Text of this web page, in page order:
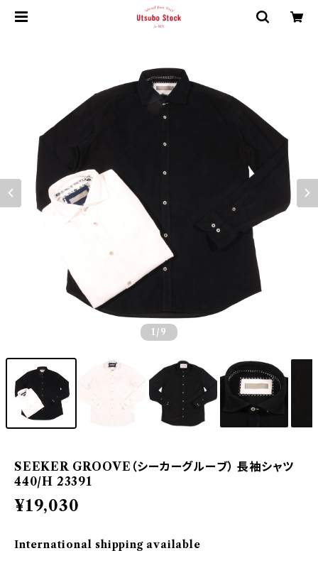
1 /9
SEEKER GROOVE（シーカーグルーブ） 長袖シャツ
440/H 23391
¥19,030
International shipping available